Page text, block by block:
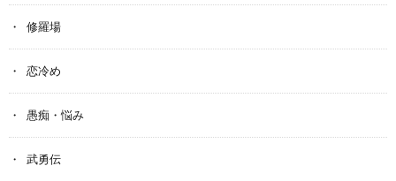
修羅場
恋冷め
愚痴・悩み
武勇伝